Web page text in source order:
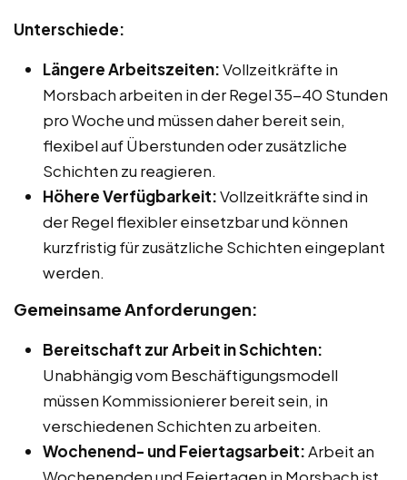
Unterschiede:
Längere Arbeitszeiten:Vollzeitkräfte in
Morsbach arbeiten in der Regel 35-40 Stunden
pro Woche und müssen daher bereit sein,
flexibel auf Überstunden oder zusätzliche
Schichten zu reagieren.
Höhere Verfügbarkeit:Vollzeitkräfte sind in
der Regel flexibler einsetzbar und können
kurzfristig für zusätzliche Schichten eingeplant
werden.
Gemeinsame Anforderungen:
Bereitschaft zur Arbeit in Schichten:
Unabhängig vom Beschäftigungsmodell
müssen Kommissionierer bereit sein, in
verschiedenen Schichten zu arbeiten.
Wochenend- und Feiertagsarbeit:Arbeit an